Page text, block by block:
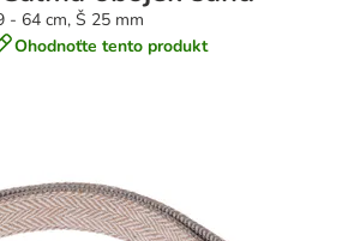
- 64 cm, Š 25 mm
Ohodnoťte tento produkt